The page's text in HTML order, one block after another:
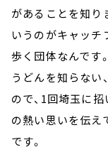
があることを知り
いうのがキャッチ
歩く団体なんです
うどんを知らない
ので、1回埼玉に
の熱い思いを伝え
です。